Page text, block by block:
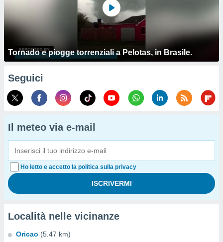
Tornado e piogge torrenziali a Pelotas, in Brasile.
Seguici
Il meteo via e-mail
Ho letto e accetto la politica sulla privacy
Località nelle vicinanze
Oricao (5.47 km)